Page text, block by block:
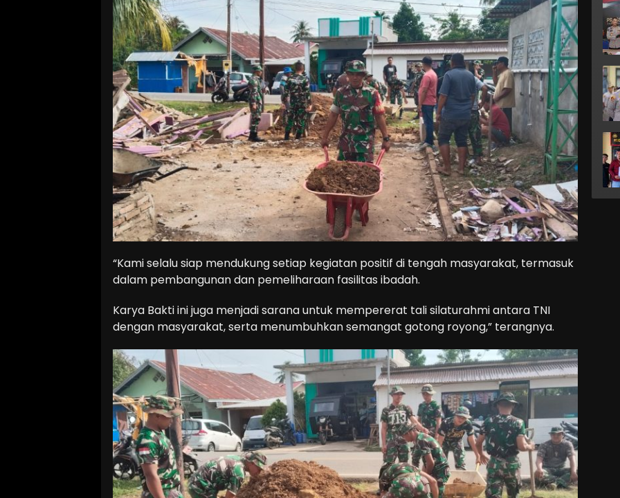
“Kami selalu siap mendukung setiap kegiatan positif di tengah masyarakat, termasuk
dalam pembangunan dan pemeliharaan fasilitas ibadah.
Karya Bakti ini juga menjadi sarana untuk mempererat tali silaturahmi antara TNI
dengan masyarakat, serta menumbuhkan semangat gotong royong,” terangnya.